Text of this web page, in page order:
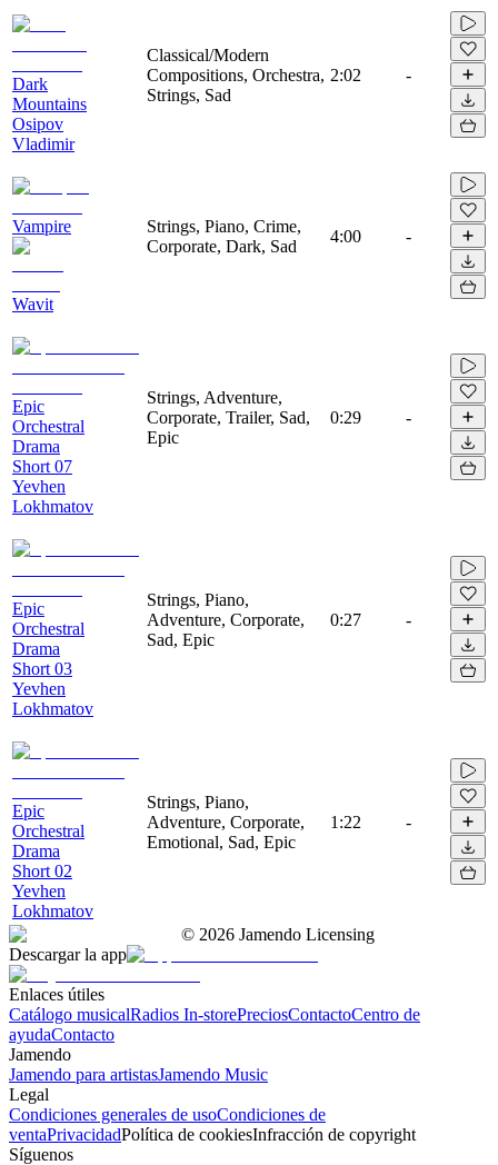
Dark
Mountains
Osipov
Vladimir
Classical/Modern
Compositions, Orchestra,
Strings, Sad
2:02 -
Vampire
Wavit
Strings, Piano, Crime,
Corporate, Dark, Sad
4:00 -
Epic
Orchestral
Drama
Short 07
Yevhen
Lokhmatov
Strings, Adventure,
Corporate, Trailer, Sad,
Epic
0:29 -
Epic
Orchestral
Drama
Short 03
Yevhen
Lokhmatov
Strings, Piano,
Adventure, Corporate,
Sad, Epic
0:27 -
Epic
Orchestral
Drama
Short 02
Yevhen
Lokhmatov
Strings, Piano,
Adventure, Corporate,
Emotional, Sad, Epic
1:22 -
© 2026 Jamendo Licensing
Descargar la app
Enlaces útiles
Catálogo musicalRadios In-storePreciosContactoCentro de
ayudaContacto
Jamendo
Jamendo para artistasJamendo Music
Legal
Condiciones generales de usoCondiciones de
ventaPrivacidadPolítica de cookiesInfracción de copyright
Síguenos